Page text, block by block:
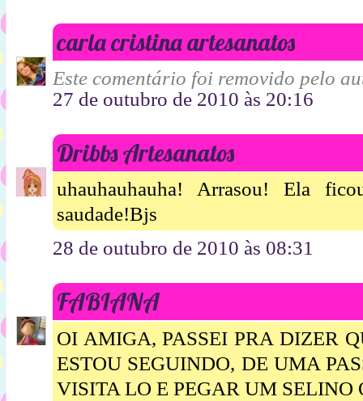
carla cristina artesanatos
Este comentário foi removido pelo
27 de outubro de 2010 às 20:16
Dribbs Artesanatos
uhauhauhauha! Arrasou! Ela
saudade!Bjs
28 de outubro de 2010 às 08:31
FABIANA
OI AMIGA, PASSEI PRA DIZER
ESTOU SEGUINDO, DE UMA
VISITA LO E PEGAR UM SELINO